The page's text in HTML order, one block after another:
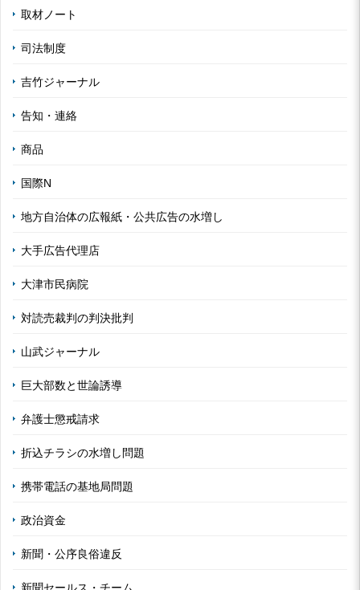
取材ノート
司法制度
吉竹ジャーナル
告知・連絡
商品
国際N
地方自治体の広報紙・公共広告の水増し
大手広告代理店
大津市民病院
対読売裁判の判決批判
山武ジャーナル
巨大部数と世論誘導
弁護士懲戒請求
折込チラシの水増し問題
携帯電話の基地局問題
政治資金
新聞・公序良俗違反